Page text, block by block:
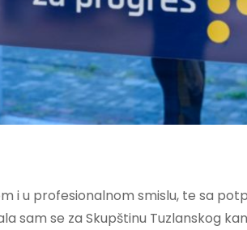
i u profesionalnom smislu, te sa
sam se za Skupštinu Tuzlanskog